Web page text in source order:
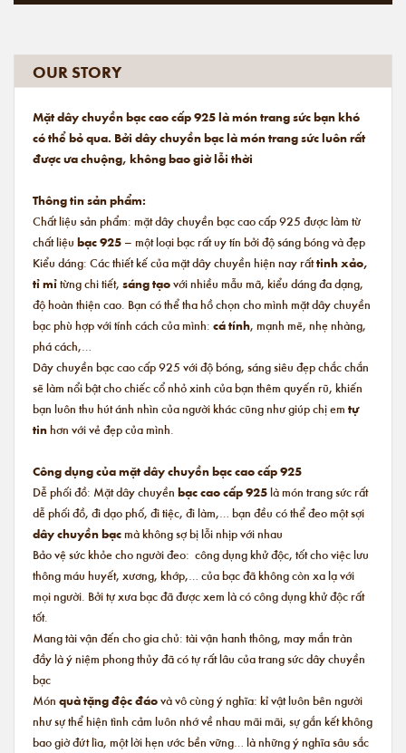
OUR STORY
Mặt dây chuyền bạc cao cấp 925 là món trang sức bạn khó
có thể bỏ qua. Bởi dây chuyền bạc là món trang sức luôn rất
được ưa chuộng, không bao giờ lỗi thời
Thông tin sản phẩm:
Chất liệu sản phẩm: mặt dây chuyền bạc cao cấp 925 được làm từ
chất liệu bạc 925 – một loại bạc rất uy tín bởi độ sáng bóng và đẹp
Kiểu dáng: Các thiết kế của mặt dây chuyền hiện nay rấttinh xảo,
tỉ mỉtừng chi tiết, sáng tạovới nhiều mẫu mã, kiểu dáng đa dạng,
độ hoàn thiện cao. Bạn có thể tha hồ chọn cho mình mặt dây chuyền
bạc phù hợp với tính cách của mình: cá tính, mạnh mẽ, nhẹ nhàng,
phá cách,…
Dây chuyền bạc cao cấp 925 với độ bóng, sáng siêu đẹp chắc chắn
sẽ làm nổi bật cho chiếc cổ nhỏ xinh của bạn thêm quyến rũ, khiến
bạn luôn thu hút ánh nhìn của người khác cũng như giúp chị em tự
tinhơn với vẻ đẹp của mình.
Công dụng của mặt dây chuyền bạc cao cấp 925
Dễ phối đồ: Mặt dây chuyền bạc cao cấp 925là món trang sức rất
dễ phối đồ, đi dạo phố, đi tiệc, đi làm,… bạn đều có thể đeo một sợi
dây chuyền bạcmà không sợ bị lỗi nhịp với nhau
Bảo vệ sức khỏe cho người đeo: công dụng khử độc, tốt cho việc lưu
thông máu huyết, xương, khớp,… của bạc đã không còn xa lạ với
mọi người. Bởi tự xưa bạc đã được xem là có công dụng khử độc rất
tốt.
Mang tài vận đến cho gia chủ: tài vận hanh thông, may mắn tràn
đầy là ý niệm phong thủy đã có tự rất lâu của trang sức dây chuyền
bạc
Món quà tặng độc đáovà vô cùng ý nghĩa: kỉ vật luôn bên người
như sự thể hiện tình cảm luôn nhớ về nhau mãi mãi, sự gắn kết không
bao giờ đứt lìa, một lời hẹn ước bền vững… là những ý nghĩa sâu sắc